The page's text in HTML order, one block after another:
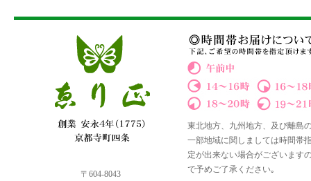
〒604-8043
東北地方、九州地方、及び離島
一部地域に関しましては時間帯
定が出来ない場合がございます
で予めご了承ください｡